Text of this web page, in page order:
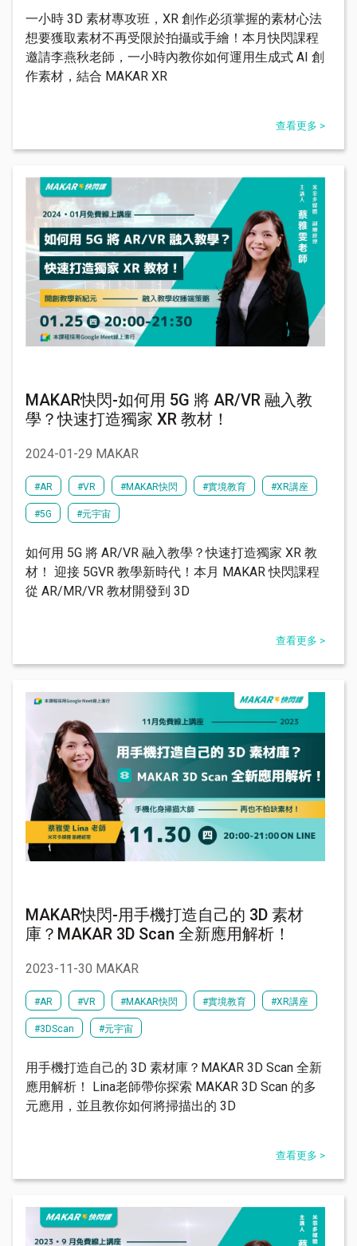
一小時 3D 素材專攻班，XR 創作必須掌握的素材心法
想要獲取素材不再受限於拍攝或手繪！本月快閃課程
邀請李燕秋老師，一小時內教你如何運用生成式 AI 創
作素材，結合 MAKAR XR
查看更多 >
MAKAR快閃-如何用 5G 將 AR/VR 融入教
學？快速打造獨家 XR 教材！
2024-01-29 MAKAR
#AR #VR #MAKAR快閃 #實境教育 #XR講座
#5G #元宇宙
如何用 5G 將 AR/VR 融入教學？快速打造獨家 XR 教
材！ 迎接 5GVR 教學新時代！本月 MAKAR 快閃課程
從 AR/MR/VR 教材開發到 3D
查看更多 >
MAKAR快閃-用手機打造自己的 3D 素材
庫？MAKAR 3D Scan 全新應用解析！
2023-11-30 MAKAR
#AR #VR #MAKAR快閃 #實境教育 #XR講座
#3DScan #元宇宙
用手機打造自己的 3D 素材庫？MAKAR 3D Scan 全新
應用解析！ Lina老師帶你探索 MAKAR 3D Scan 的多
元應用，並且教你如何將掃描出的 3D
查看更多 >